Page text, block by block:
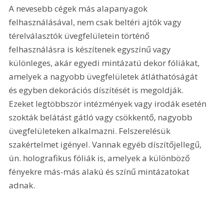
A nevesebb cégek más alapanyagok
felhasználásával, nem csak beltéri ajtók vagy
térelválasztók üvegfelületein történő
felhasználásra is készítenek egyszínű vagy
különleges, akár egyedi mintázatú dekor fóliákat,
amelyek a nagyobb üvegfelületek átláthatóságát
és egyben dekorációs díszítését is megoldják.
Ezeket legtöbbször intézmények vagy irodák esetén
szokták belátást gátló vagy csökkentő, nagyobb
üvegfelületeken alkalmazni. Felszerelésük
szakértelmet igényel. Vannak egyéb díszítőjellegű,
ún. holografikus fóliák is, amelyek a különböző
fényekre más-más alakú és színű mintázatokat
adnak.